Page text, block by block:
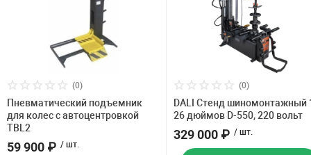
(0)
Пневматический подъемник
для колес с автоцентровкой
TBL2
59 900 ₽ / шт.
(0)
DALI Стенд шиномонтажный
26 дюймов D-550, 220 вольт
329 000 ₽ / шт.